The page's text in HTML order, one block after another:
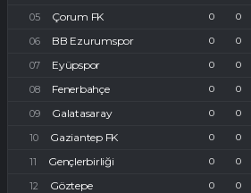
Çorum FK 0 0
BB Ezurumspor 0 0
Eyüpspor 0 0
Fenerbahçe 0 0
Galatasaray 0 0
Gaziantep FK 0 0
Gençlerbirliği 0 0
Göztepe 0 0